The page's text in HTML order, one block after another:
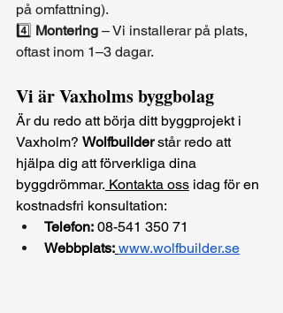
på omfattning).
4️⃣ Montering – Vi installerar på plats,
oftast inom 1–3 dagar.
Vi är Vaxholms byggbolag
Är du redo att börja ditt byggprojekt i
Vaxholm? Wolfbuilder står redo att
hjälpa dig att förverkliga dina
byggdrömmar. Kontakta oss idag för en
kostnadsfri konsultation:
Telefon: 08-541 350 71
Webbplats: www.wolfbuilder.se